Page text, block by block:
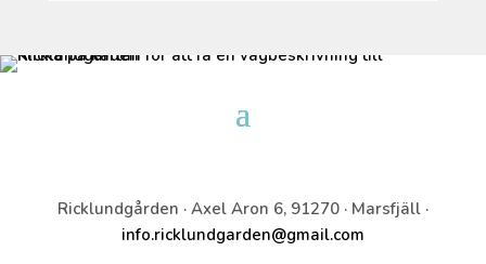
Ricklundgården · Axel Aron 6, 91270 · Marsfjäll ·
info.ricklundgarden@gmail.com